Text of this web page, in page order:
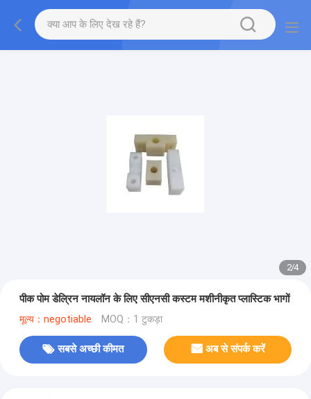
2/4
पीक पोम डेल्रिन नायलॉन के लिए सीएनसी कस्टम मशीनीकृत प्लास्टिक भागों
मूल्य：negotiable MOQ：1 टुकड़ा
सबसे अच्छी कीमत अब से संपर्क करें